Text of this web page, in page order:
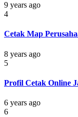
9 years ago
4
Cetak Map
8 years ago
5
Profil Cetak Online
6 years ago
6